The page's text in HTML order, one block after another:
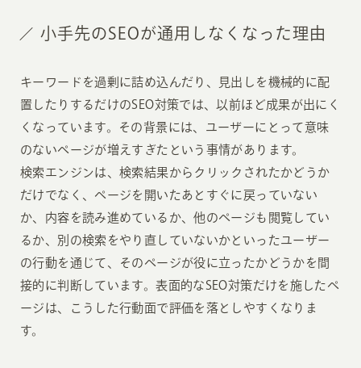
小手先のSEOが通用しなくなった理由
キーワードを過剰に詰め込んだり、見出しを機械的に配
置したりするだけのSEO対策では、以前ほど成果が出にく
くなっています。その背景には、ユーザーにとって意味
のないページが増えすぎたという事情があります。
検索エンジンは、検索結果からクリックされたかどうか
だけでなく、ページを開いたあとすぐに戻っていない
か、内容を読み進めているか、他のページも閲覧してい
るか、別の検索をやり直していないかといったユーザー
の行動を通じて、そのページが役に立ったかどうかを間
接的に判断しています。表面的なSEO対策だけを施したペ
ージは、こうした行動面で評価を落としやすくなりま
す。